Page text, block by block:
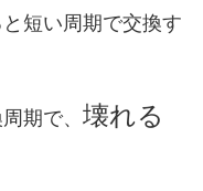
短い周期で交換す
期で、 壊れる